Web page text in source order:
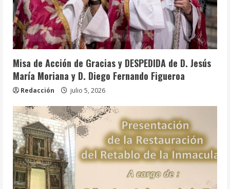
Info. Parroquial Tablón Anuncios
Misa de Acción de Gracias y DESPEDIDA de D. Jesús
María Moriana y D. Diego Fernando Figueroa
Redacción julio 5, 2026